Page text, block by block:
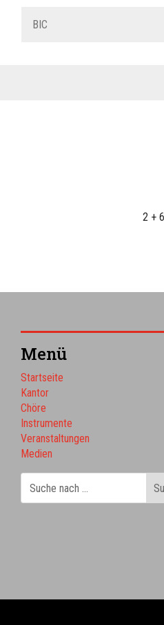
2 + 6
Menü
Startseite
Kantor
Chöre
Instrumente
Veranstaltungen
Medien